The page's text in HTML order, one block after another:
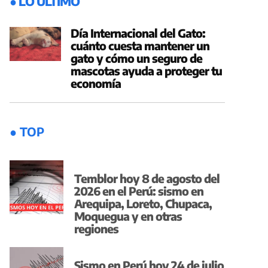
Día Internacional del Gato:
cuánto cuesta mantener un
gato y cómo un seguro de
mascotas ayuda a proteger tu
economía
● TOP
Temblor hoy 8 de agosto del
2026 en el Perú: sismo en
Arequipa, Loreto, Chupaca,
Moquegua y en otras
regiones
Sismo en Perú hoy 24 de julio